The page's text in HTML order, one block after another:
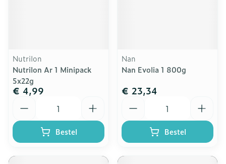
Nutrilon
Nutrilon Ar 1 Minipack
5x22g
€ 4,99
Bestel
Nan
Nan Evolia 1 800g
€ 23,34
Bestel